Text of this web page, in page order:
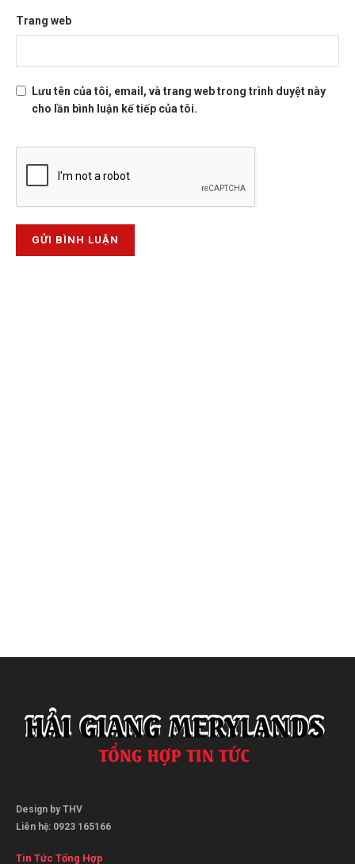
Trang web
Lưu tên của tôi, email, và trang web trong trình duyệt này
cho lần bình luận kế tiếp của tôi.
Design by THV
Liên hệ: 0923 165166
Tin Tức Tổng Hợp